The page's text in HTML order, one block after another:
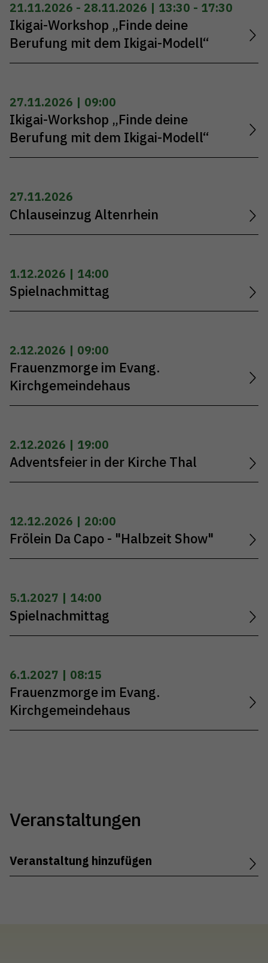
21.11.2026 - 28.11.2026 | 13:30 - 17:30
Ikigai-Workshop „Finde deine
Berufung mit dem Ikigai-Modell“
27.11.2026 | 09:00
Ikigai-Workshop „Finde deine
Berufung mit dem Ikigai-Modell“
27.11.2026
Chlauseinzug Altenrhein
1.12.2026 | 14:00
Spielnachmittag
2.12.2026 | 09:00
Frauenzmorge im Evang.
Kirchgemeindehaus
2.12.2026 | 19:00
Adventsfeier in der Kirche Thal
12.12.2026 | 20:00
Frölein Da Capo - "Halbzeit Show"
5.1.2027 | 14:00
Spielnachmittag
6.1.2027 | 08:15
Frauenzmorge im Evang.
Kirchgemeindehaus
Veranstaltungen
Veranstaltung hinzufügen